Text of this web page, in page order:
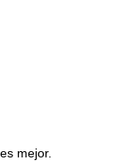
mejor.